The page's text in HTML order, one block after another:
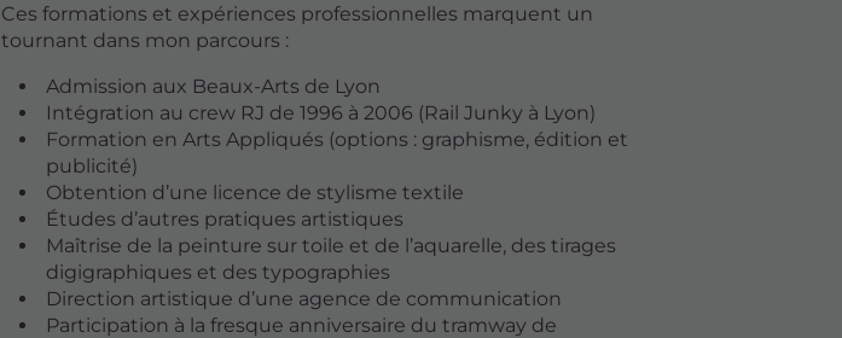
Ces formations et expériences professionnelles marquent un
tournant dans mon parcours :
Admission aux Beaux-Arts de Lyon
Intégration au crew RJ de 1996 à 2006 (Rail Junky à Lyon)
Formation en Arts Appliqués (options : graphisme, édition et
publicité)
Obtention d’une licence de stylisme textile
Études d’autres pratiques artistiques
Maîtrise de la peinture sur toile et de l’aquarelle, des tirages
digigraphiques et des typographies
Direction artistique d’une agence de communication
Participation à la fresque anniversaire du tramway de